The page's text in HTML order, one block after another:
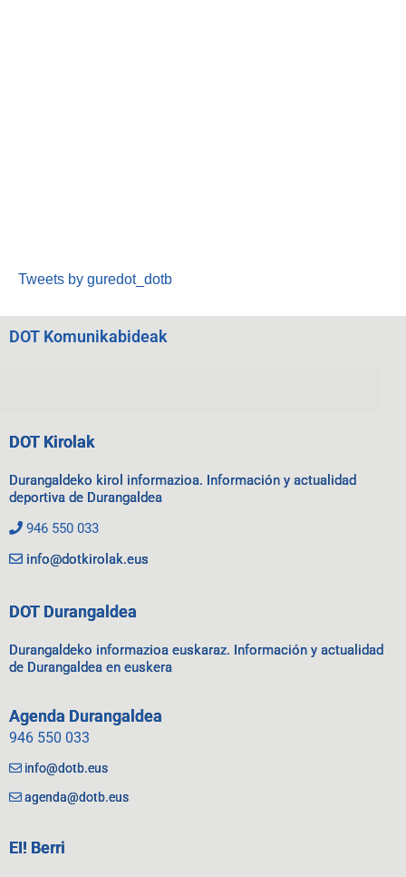
Tweets by guredot_dotb
DOT Komunikabideak
DOT Kirolak
Durangaldeko kirol informazioa. Información y actualidad
deportiva de Durangaldea
946 550 033
info@dotkirolak.eus
DOT Durangaldea
Durangaldeko informazioa euskaraz. Información y actualidad
de Durangaldea en euskera
Agenda Durangaldea
946 550 033
info@dotb.eus
agenda@dotb.eus
EI! Berri